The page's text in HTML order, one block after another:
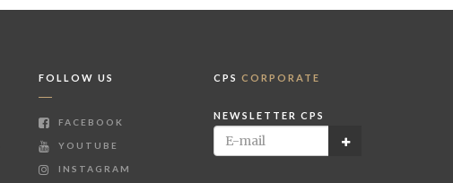
FOLLOW US
FACEBOOK
YOUTUBE
INSTAGRAM
CPS CORPORATE
NEWSLETTER CPS